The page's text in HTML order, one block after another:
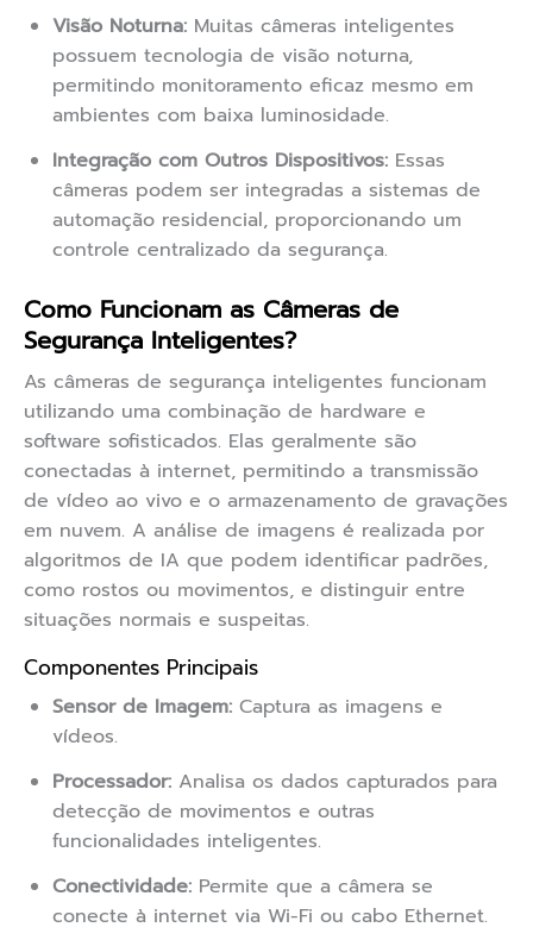
Visão Noturna: Muitas câmeras inteligentes
possuem tecnologia de visão noturna,
permitindo monitoramento eficaz mesmo em
ambientes com baixa luminosidade.
Integração com Outros Dispositivos: Essas
câmeras podem ser integradas a sistemas de
automação residencial, proporcionando um
controle centralizado da segurança.
Como Funcionam as Câmeras de
Segurança Inteligentes?
As câmeras de segurança inteligentes funcionam
utilizando uma combinação de hardware e
software sofisticados. Elas geralmente são
conectadas à internet, permitindo a transmissão
de vídeo ao vivo e o armazenamento de gravações
em nuvem. A análise de imagens é realizada por
algoritmos de IA que podem identificar padrões,
como rostos ou movimentos, e distinguir entre
situações normais e suspeitas.
Componentes Principais
Sensor de Imagem: Captura as imagens e
vídeos.
Processador: Analisa os dados capturados para
detecção de movimentos e outras
funcionalidades inteligentes.
Conectividade: Permite que a câmera se
conecte à internet via Wi-Fi ou cabo Ethernet.